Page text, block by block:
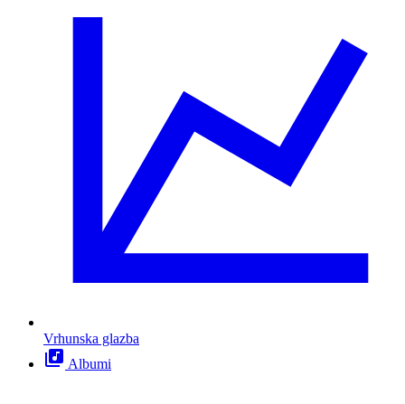
Vrhunska glazba
Albumi